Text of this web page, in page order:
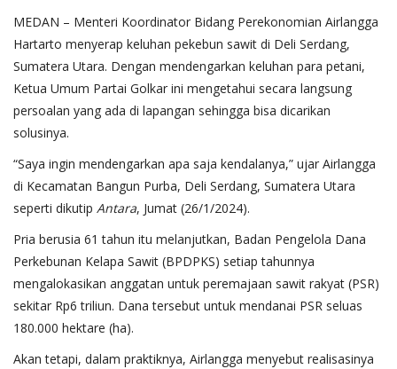
MEDAN – Menteri Koordinator Bidang Perekonomian Airlangga
Hartarto menyerap keluhan pekebun sawit di Deli Serdang,
Sumatera Utara. Dengan mendengarkan keluhan para petani,
Ketua Umum Partai Golkar ini mengetahui secara langsung
persoalan yang ada di lapangan sehingga bisa dicarikan
solusinya.
“Saya ingin mendengarkan apa saja kendalanya,” ujar Airlangga
di Kecamatan Bangun Purba, Deli Serdang, Sumatera Utara
seperti dikutip Antara, Jumat (26/1/2024).
Pria berusia 61 tahun itu melanjutkan, Badan Pengelola Dana
Perkebunan Kelapa Sawit (BPDPKS) setiap tahunnya
mengalokasikan anggatan untuk peremajaan sawit rakyat (PSR)
sekitar Rp6 triliun. Dana tersebut untuk mendanai PSR seluas
180.000 hektare (ha).
Akan tetapi, dalam praktiknya, Airlangga menyebut realisasinya